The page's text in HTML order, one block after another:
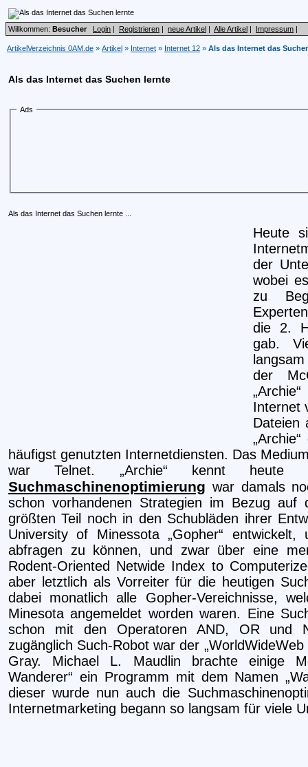
Willkommen: Besucher Login | Registrieren | neue Artikel | Alle Artikel | Impressum |
ArtikelVerzeichnis 0AM.de » Artikel » Internet » Internet 12 » Als das Internet das
Als das Internet das Suchen lernte
Ads
Als das Internet das Suchen lernte ...
Heute
der
wobei
zu
die 2.
gab.
der
Internet
Dateien
häufigst genutzten Internetdiensten. Das
war Telnet. „Archie“ kennt heute
Suchmaschinenoptimierung war damals
schon vorhandenen Strategien im Bezug
größten Teil noch in den Schubläden ihrer
University of Minessota „Gopher“
abfragen zu können, und zwar über eine
Rodent-Oriented Netwide Index to
aber letztlich als Vorreiter für die heutigen
dabei monatlich alle Gopher-Vereichnisse,
Minesota angemeldet worden waren. Eine
schon mit den Operatoren AND, OR und
zugänglich Such-Robot war der
Gray. Michael L. Maudlin brachte einige
Wanderer“ ein Programm mit dem Namen
dieser wurde nun auch die
Internetmarketing begann so langsam für viele